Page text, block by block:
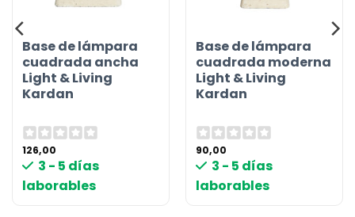
Base de lámpara
cuadrada ancha
Light & Living
Kardan
126,00
3 - 5 días
laborables
Base de lámpara
cuadrada moderna
Light & Living
Kardan
90,00
3 - 5 días
laborables